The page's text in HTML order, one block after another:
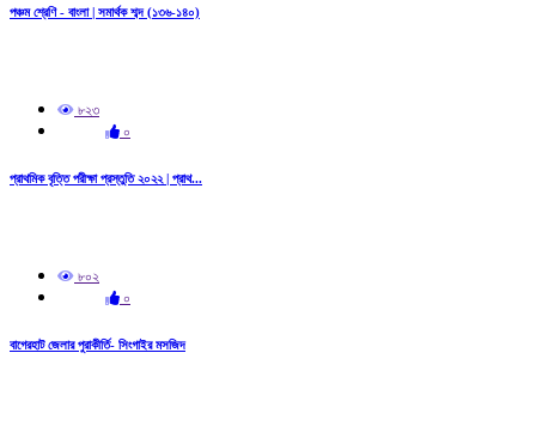
পঞ্চম শ্রেণি - বাংলা | সমার্থক শব্দ (১৩৬-১৪০)
৮২৩
০
প্রাথমিক বৃত্তি পরীক্ষা প্রস্তুতি ২০২২ | প্রাথ...
৮০২
০
বাগেরহাট জেলার পুরাকীর্তি- সিংগাইর মসজিদ